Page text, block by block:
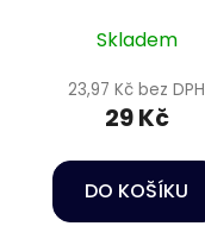
Skladem
23,97 Kč bez DPH
29 Kč
DO KOŠÍKU